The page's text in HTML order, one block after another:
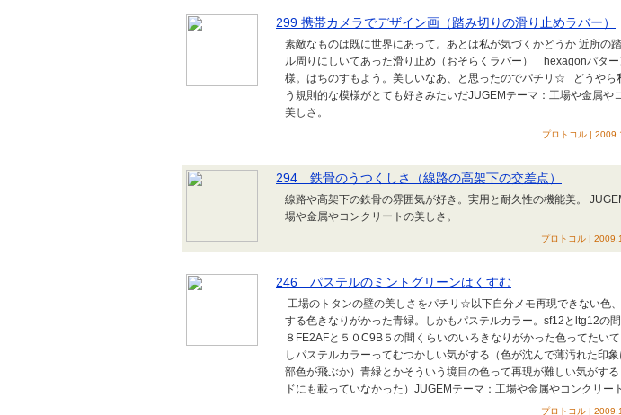
299 携帯カメラでデザイン画（踏み切りの滑り止めラバー）
素敵なものは既に世界にあって。あとは私が気づくかどうか 近所の
ル周りにしいてあった滑り止め（おそらくラバー） hexagonパター
様。はちのすもよう。美しいなあ、と思ったのでパチリ☆ どうやら
う規則的な模様がとても好きみたいだJUGEMテーマ：工場や金属や
美しさ。
プロトコル |
294 鉄骨のうつくしさ（線路の高架下の交差点）
線路や高架下の鉄骨の雰囲気が好き。実用と耐久性の機能美。
場や金属やコンクリートの美しさ。
プロトコル |
246 パステルのミントグリーンはくすむ
工場のトタンの壁の美しさをパチリ☆以下自分メモ再現できない色
する色きなりがかった青緑。しかもパステルカラー。sf12とltg12の
８FE2AFと５０C9B５の間くらいのいろきなりがかった色ってたい
しパステルカラーってむつかしい気がする（色が沈んで薄汚れた印
部色が飛ぶか）青緑とかそういう境目の色って再現が難しい気がす
ドにも載っていなかった）JUGEMテーマ：工場や金属やコンクリー
プロトコル |